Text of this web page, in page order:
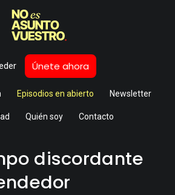
Únete ahora
Episodios en abierto Newsletter
Quién soy Contacto
discordante